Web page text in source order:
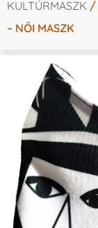
KULTÚRMASZK /
– NŐI MASZK